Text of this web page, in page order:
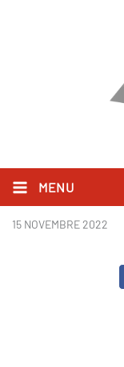
MENU
Du 3 au 9
15 NOVEMBRE 2022